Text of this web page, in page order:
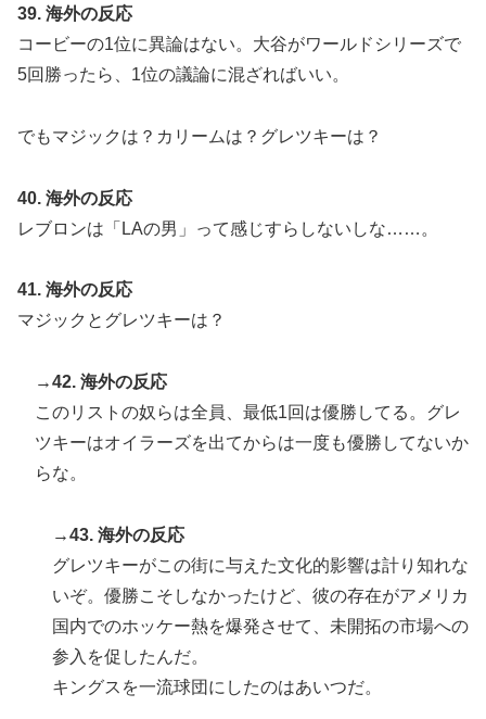
39. 海外の反応
コービーの1位に異論はない。大谷がワールドシリーズで
5回勝ったら、1位の議論に混ざればいい。
でもマジックは？カリームは？グレツキーは？
40. 海外の反応
レブロンは「LAの男」って感じすらしないしな……。
41. 海外の反応
マジックとグレツキーは？
→42. 海外の反応
このリストの奴らは全員、最低1回は優勝してる。グレ
ツキーはオイラーズを出てからは一度も優勝してないか
らな。
→43. 海外の反応
グレツキーがこの街に与えた文化的影響は計り知れな
いぞ。優勝こそしなかったけど、彼の存在がアメリカ
国内でのホッケー熱を爆発させて、未開拓の市場への
参入を促したんだ。
キングスを一流球団にしたのはあいつだ。